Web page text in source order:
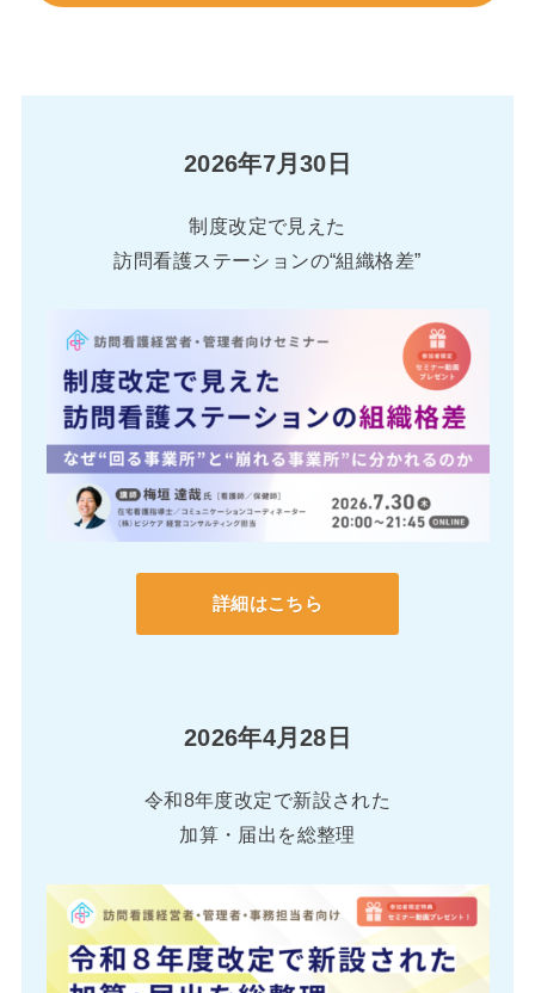
2026年7月30日
制度改定で見えた
訪問看護ステーションの“組織格差”
詳細はこちら
2026年4月28日
令和8年度改定で新設された
加算・届出を総整理